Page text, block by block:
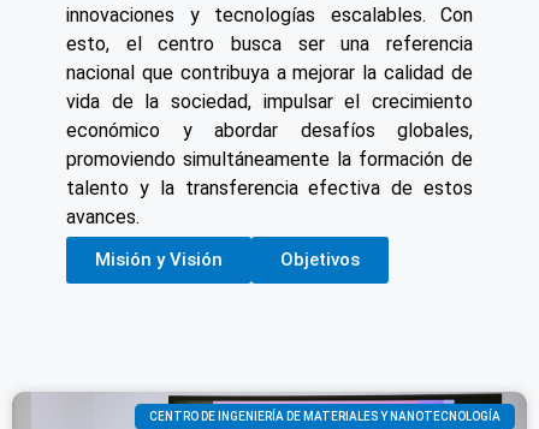
innovaciones y tecnologías escalables. Con
esto, el centro busca ser una referencia
nacional que contribuya a mejorar la calidad de
vida de la sociedad, impulsar el crecimiento
económico y abordar desafíos globales,
promoviendo simultáneamente la formación de
talento y la transferencia efectiva de estos
avances.
Misión y Visión Objetivos
CENTRO DE INGENIERÍA DE MATERIALES Y NANOTECNOLOGÍA